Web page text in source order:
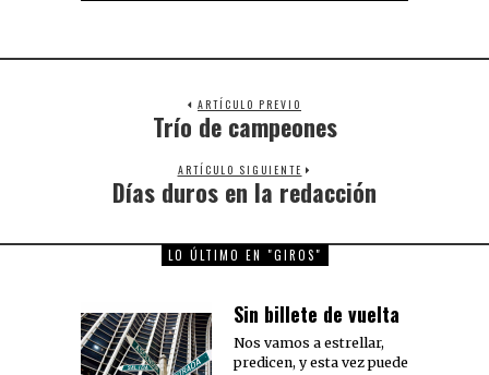
ARTÍCULO PREVIO
Previous
post:
Trío de campeones
ARTÍCULO SIGUIENTE
Next
Días duros en la redacción
LO ÚLTIMO EN "GIROS"
Sin billete de vuelta
Nos vamos a estrellar,
predicen, y esta vez puede